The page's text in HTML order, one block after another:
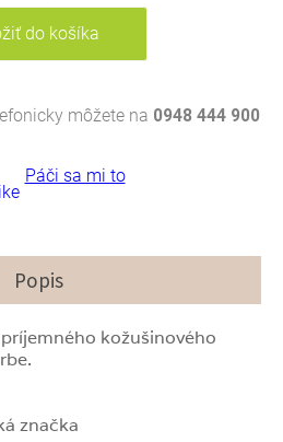
môžete na 0948 444 900
Páči sa mi to
Popis
kožušinového
značka